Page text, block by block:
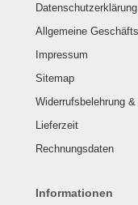
Datenschutzerklärung
Allgemeine
Impressum
Sitemap
Widerrufsbelehrung
Lieferzeit
Rechnungsdaten
Informationen